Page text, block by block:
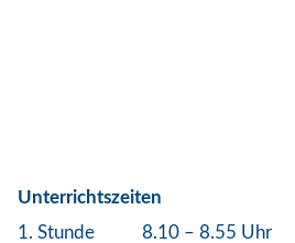
Unterrichtszeiten
1. Stunde
8.10 – 8.55 Uhr